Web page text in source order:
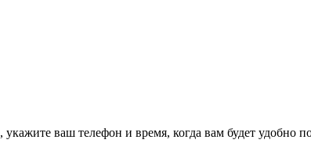
ваш телефон и время, когда вам будет удобно